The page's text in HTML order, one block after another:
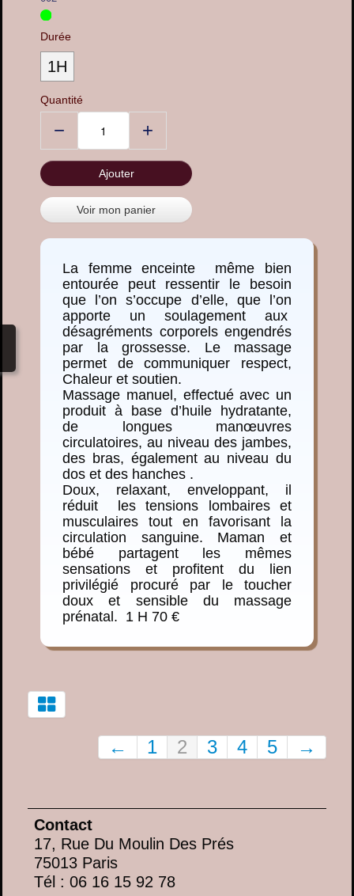
Durée
1H
Quantité
− +
Ajouter
Voir mon panier
La femme enceinte même bien
entourée peut ressentir le besoin
que l’on s’occupe d’elle, que l’on
apporte un soulagement aux
désagréments corporels engendrés
par la grossesse. Le massage
permet de communiquer respect,
Chaleur et soutien.
Massage manuel, effectué avec un
produit à base d’huile hydratante,
de longues manœuvres
circulatoires, au niveau des jambes,
des bras, également au niveau du
dos et des hanches .
Doux, relaxant, enveloppant, il
réduit les tensions lombaires et
musculaires tout en favorisant la
circulation sanguine. Maman et
bébé partagent les mêmes
sensations et profitent du lien
privilégié procuré par le toucher
doux et sensible du massage
prénatal. 1 H 70 €
← 1 2 3 4 5 →
Contact
17, Rue Du Moulin Des Prés
75013 Paris
Tél : 06 16 15 92 78